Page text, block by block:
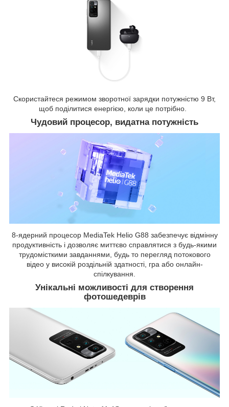
Скористайтеся режимом зворотної зарядки потужністю 9 Вт,
щоб поділитися енергією, коли це потрібно.
Чудовий процесор, видатна потужність
8-ядерний процесор MediaTek Helio G88 забезпечує відмінну
продуктивність і дозволяє миттєво справлятися з будь-якими
трудомісткими завданнями, будь то перегляд потокового
відео у високій роздільній здатності, гра або онлайн-
спілкування.
Унікальні можливості для створення
фотошедеврів